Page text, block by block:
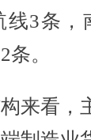
线3条，
。
看，